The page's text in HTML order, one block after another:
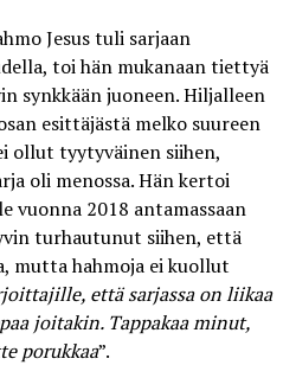
Jesus tuli sarjaan
toi hän mukanaan tiettyä
synkkään juoneen. Hiljalleen
esittäjästä melko suureen
ollut tyytyväinen siihen,
oli menossa. Hän kertoi
vuonna 2018 antamassaan
turhautunut siihen, että
muttahahmoja ei kuollut
että sarjassa on liikaa
joitakin. Tappakaa minut,
porukkaa”.